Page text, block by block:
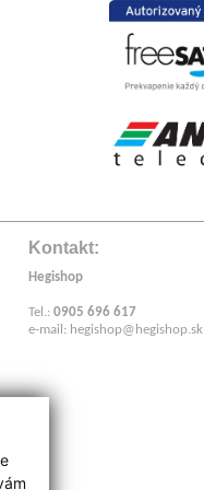
Kontakt:
Hegishop
Tel.: 0905 696 617
e-mail: hegishop@hegishop.sk